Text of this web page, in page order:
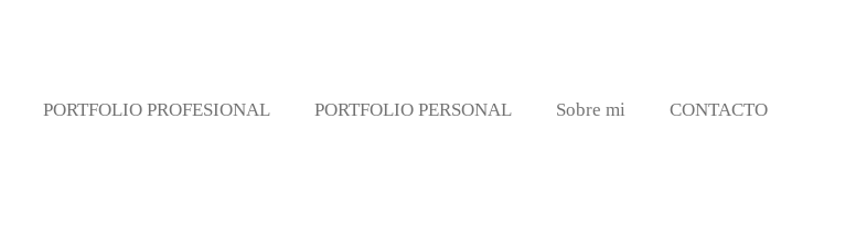
PORTFOLIO PROFESIONAL PORTFOLIO PERSONAL Sobre mi CONTACTO